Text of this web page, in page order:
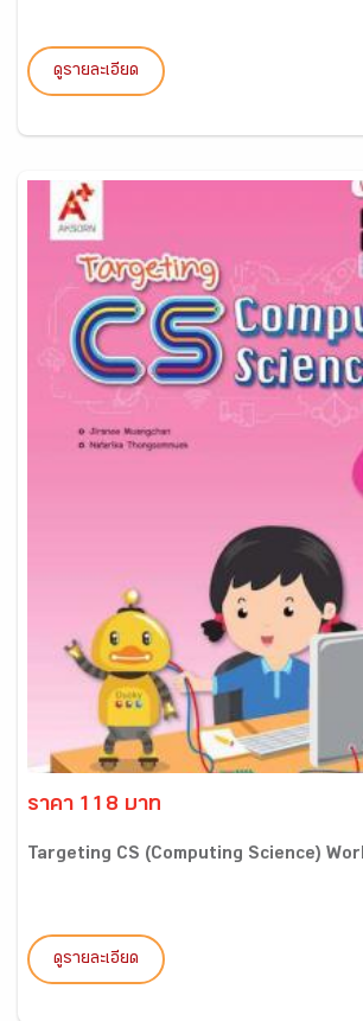
ดูรายละเอียด
ราคา 118 บาท
Targeting CS (Computing Science)
ดูรายละเอียด